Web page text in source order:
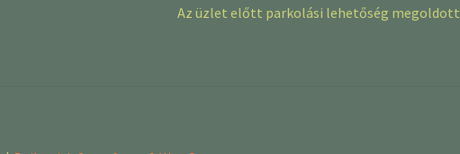
Az üzlet előtt parkolási lehetőség megoldott